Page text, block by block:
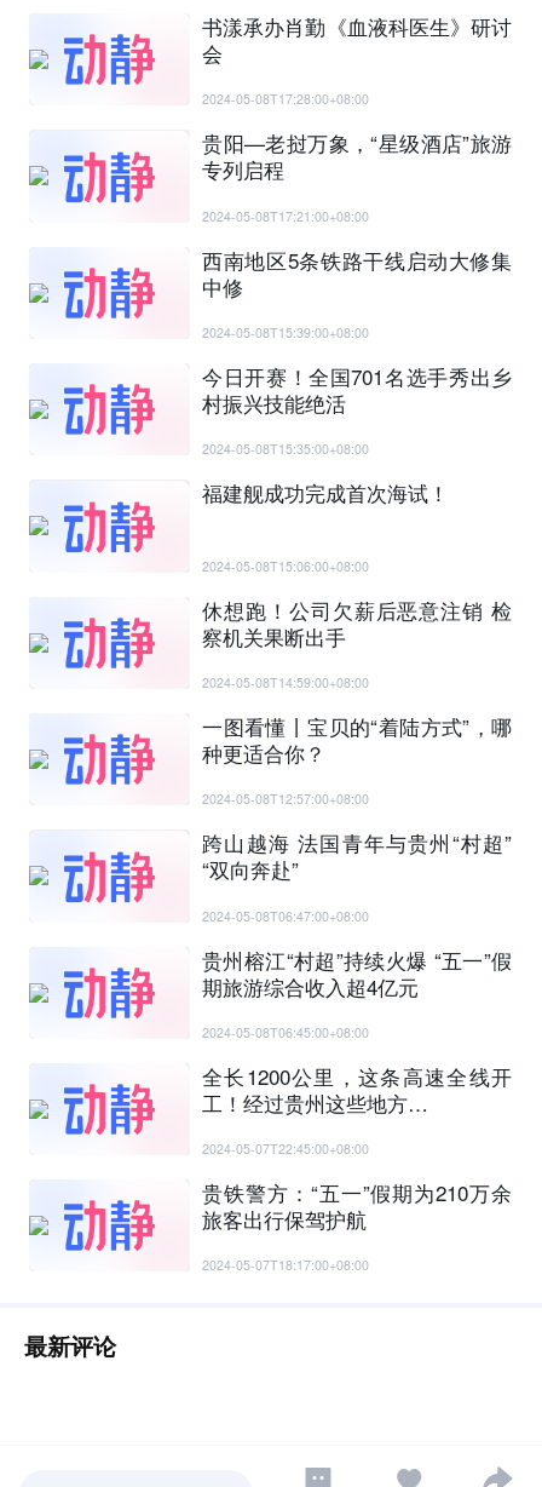
书漾承办肖勤《血液科医生》研讨
会
2024-05-08T17:28:00+08:00
贵阳—老挝万象，“星级酒店”旅游
专列启程
2024-05-08T17:21:00+08:00
西南地区5条铁路干线启动大修集
中修
2024-05-08T15:39:00+08:00
今日开赛！全国701名选手秀出乡
村振兴技能绝活
2024-05-08T15:35:00+08:00
福建舰成功完成首次海试！
2024-05-08T15:06:00+08:00
休想跑！公司欠薪后恶意注销 检
察机关果断出手
2024-05-08T14:59:00+08:00
一图看懂丨宝贝的“着陆方式”，哪
种更适合你？
2024-05-08T12:57:00+08:00
跨山越海 法国青年与贵州“村超”
“双向奔赴”
2024-05-08T06:47:00+08:00
贵州榕江“村超”持续火爆 “五一”假
期旅游综合收入超4亿元
2024-05-08T06:45:00+08:00
全长1200公里，这条高速全线开
工！经过贵州这些地方…
2024-05-07T22:45:00+08:00
贵铁警方：“五一”假期为210万余
旅客出行保驾护航
2024-05-07T18:17:00+08:00
最新评论